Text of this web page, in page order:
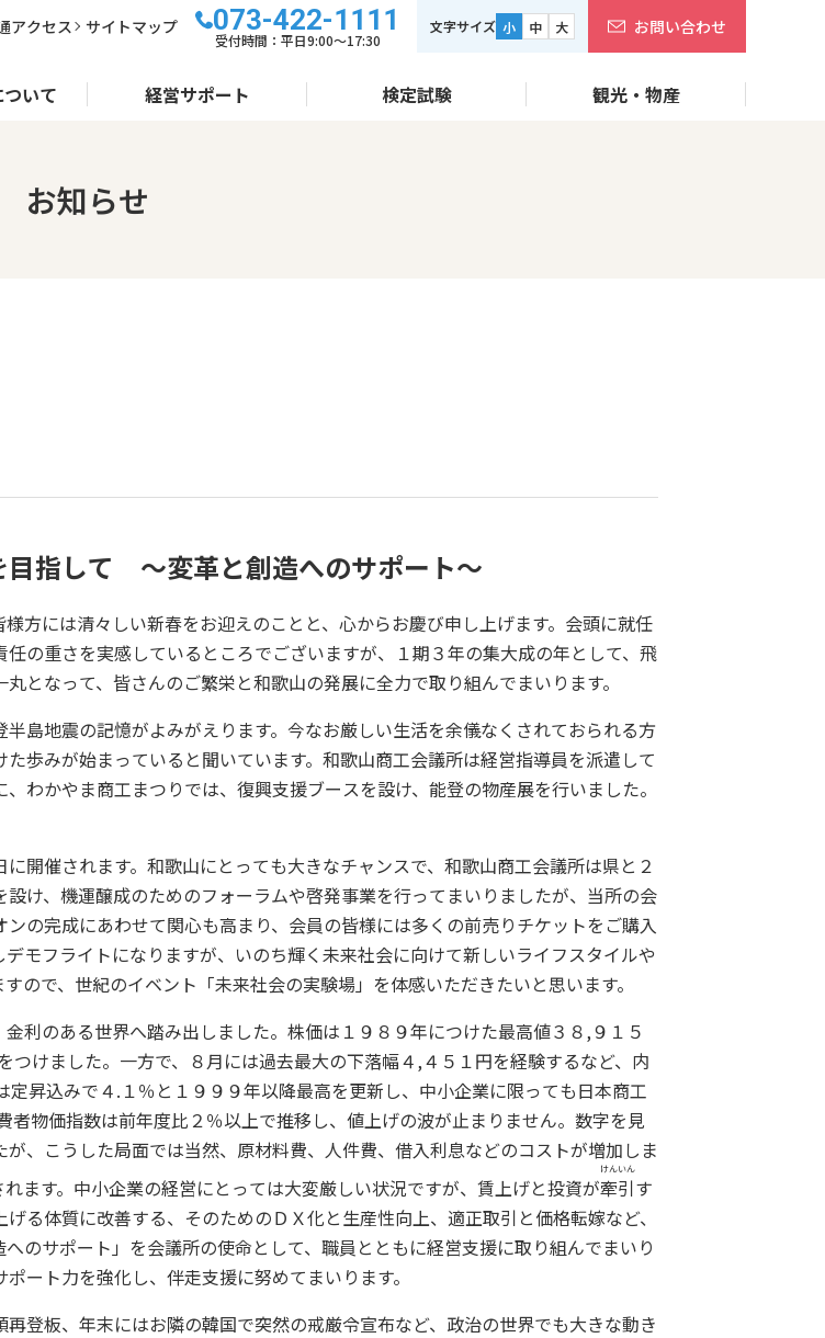
アクセス サイトマップ 073-422-1111
受付時間：平日9:00～17:30
文字サイズ 小 中 大 お問い合わせ
いて 経営サポート 検定試験 観光・物産
お知らせ
目指して ～変革と創造へのサポート～
方には清々しい新春をお迎えのことと、心からお慶び申し上げます。会頭に就任
の重さを実感しているところでございますが、１期３年の集大成の年として、飛
となって、皆さんのご繁栄と和歌山の発展に全力で取り組んでまいります。
島地震の記憶がよみがえります。今なお厳しい生活を余儀なくされておられる方
歩みが始まっていると聞いています。和歌山商工会議所は経営指導員を派遣して
わかやま商工まつりでは、復興支援ブースを設け、能登の物産展を行いました。
開催されます。和歌山にとっても大きなチャンスで、和歌山商工会議所は県と２
け、機運醸成のためのフォーラムや啓発事業を行ってまいりましたが、当所の会
の完成にあわせて関心も高まり、会員の皆様には多くの前売りチケットをご購入
モフライトになりますが、いのち輝く未来社会に向けて新しいライフスタイルや
ので、世紀のイベント「未来社会の実験場」を体感いただきたいと思います。
利のある世界へ踏み出しました。株価は１９８９年につけた最高値３８,９１５
けました。一方で、８月には過去最大の下落幅４,４５１円を経験するなど、内
昇込みで４.１％と１９９９年以降最高を更新し、中小企業に限っても日本商工
物価指数は前年度比２％以上で推移し、値上げの波が止まりません。数字を見
、こうした局面では当然、原材料費、人件費、借入利息などのコストが増加しま
ます。中小企業の経営にとっては大変厳しい状況ですが、賃上げと投資が牽引
けんいん
す
る体質に改善する、そのためのＤＸ化と生産性向上、適正取引と価格転嫁など、
のサポート」を会議所の使命として、職員とともに経営支援に取り組んでまいり
ート力を強化し、伴走支援に努めてまいります。
登板、年末にはお隣の韓国で突然の戒厳令宣布など、政治の世界でも大きな動き